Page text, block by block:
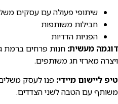
שיתופי פעולה עם עסקים
חבילות משותפות
הפניות הדדיות
דוגמה מעשית: חנות פרחים ברמת
ויצרה מארזי חג משותפים.
טיפ ליישום מיידי: פנו לעסק
משותף עם הטבה לשני הצדדים.